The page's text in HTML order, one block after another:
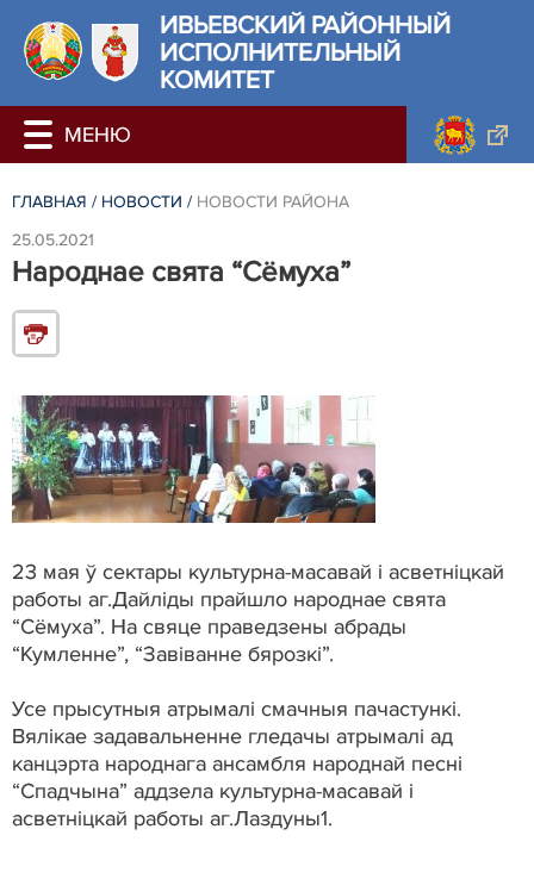
ИВЬЕВСКИЙ РАЙОННЫЙ
ИСПОЛНИТЕЛЬНЫЙ
КОМИТЕТ
ГЛАВНАЯ / НОВОСТИ / НОВОСТИ РАЙОНА
25.05.2021
Народнае свята “Сёмуха”
23 мая ў сектары культурна-масавай і асветніцкай
работы аг.Дайліды прайшло народнае свята
“Сёмуха”. На свяце праведзены абрады
“Кумленне”, “Завіванне бярозкі”.
Усе прысутныя атрымалі смачныя пачастункі.
Вялікае задавальненне гледачы атрымалі ад
канцэрта народнага ансамбля народнай песні
“Спадчына” аддзела культурна-масавай і
асветніцкай работы аг.Лаздуны1.